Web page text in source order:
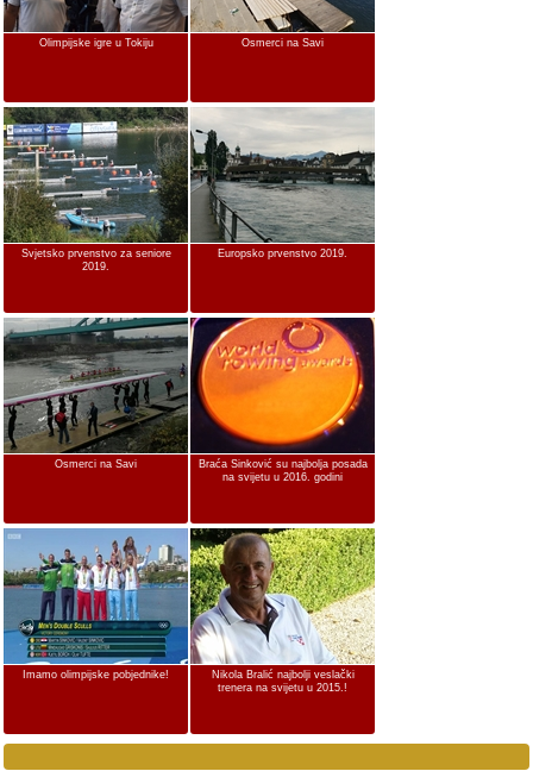
Olimpijske igre u Tokiju Osmerci na Savi
Svjetsko prvenstvo za seniore
2019.
Europsko prvenstvo 2019.
Osmerci na Savi
Braća Sinković su najbolja posada
na svijetu u 2016. godini
Imamo olimpijske pobjednike!
Nikola Bralić najbolji veslački
trenera na svijetu u 2015.!